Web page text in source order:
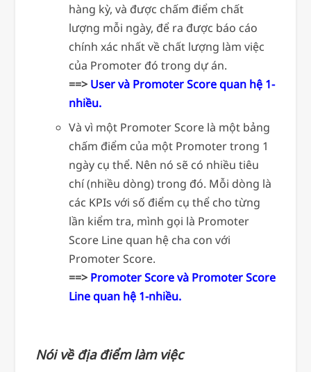
hàng kỳ, và được chấm điểm chất
lượng mỗi ngày, để ra được báo cáo
chính xác nhất về chất lượng làm việc
của Promoter đó trong dự án.
==> User và Promoter Score quan hệ 1-
nhiều.
Và vì một Promoter Score là một bảng
chấm điểm của một Promoter trong 1
ngày cụ thể. Nên nó sẽ có nhiều tiêu
chí (nhiều dòng) trong đó. Mỗi dòng là
các KPIs với số điểm cụ thể cho từng
lần kiểm tra, mình gọi là Promoter
Score Line quan hệ cha con với
Promoter Score.
==> Promoter Score và Promoter Score
Line quan hệ 1-nhiều.
Nói về địa điểm làm việc